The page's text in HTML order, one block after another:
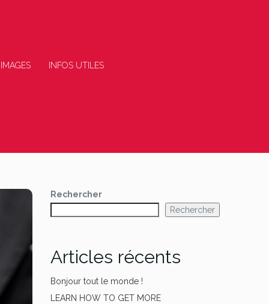
INFOS UTILES
Rechercher
Rechercher
Articles récents
Bonjour tout le monde !
LEARN HOW TO GET MORE